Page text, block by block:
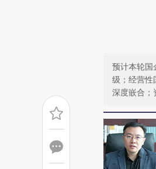
预计本轮国
级；经营性
深度嵌合；